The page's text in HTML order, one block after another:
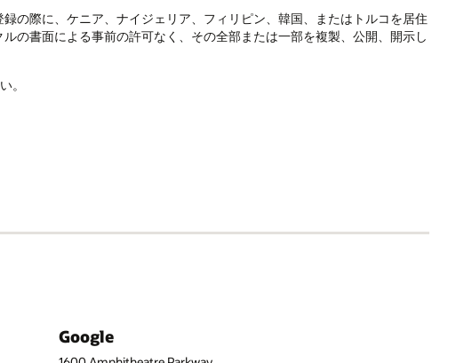
の際に、ケニア、ナイジェリア、フィリピン、韓国、またはトルコを居住
の書面による事前の許可なく、その全部または一部を複製、公開、開示し
。
Google